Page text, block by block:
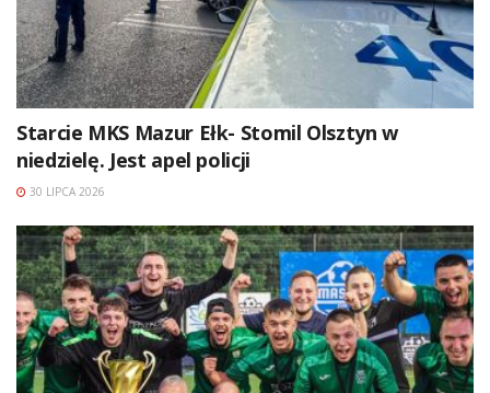
Starcie MKS Mazur Ełk- Stomil Olsztyn w
niedzielę. Jest apel policji
30 LIPCA 2026